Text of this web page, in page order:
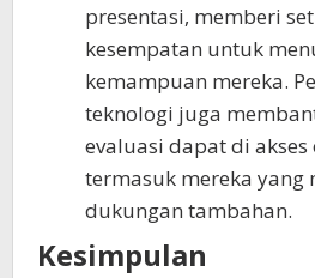
presentasi, memberi
kesempatan untuk
kemampuan mereka.
teknologi juga
evaluasi dapat di akses
termasuk mereka yang
dukungan tambahan.
Kesimpulan